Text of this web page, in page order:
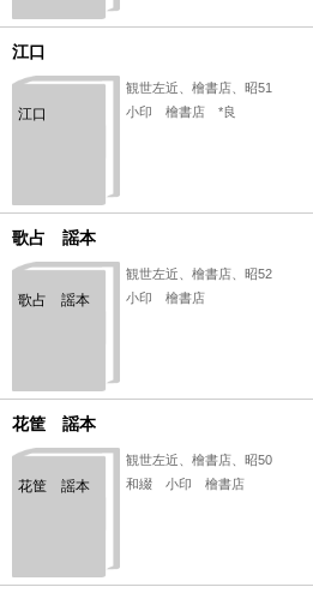
江口
江口
観世左近、檜書店、昭51
小印 檜書店 *良
歌占 謡本
歌占 謡本
観世左近、檜書店、昭52
小印 檜書店
花筐 謡本
花筐 謡本
観世左近、檜書店、昭50
和綴 小印 檜書店